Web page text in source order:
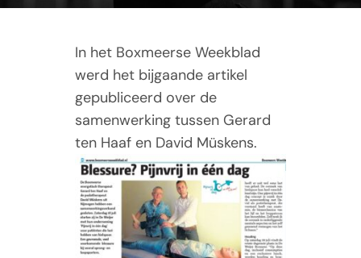
Over Gerard
In het Boxmeerse Weekblad
werd het bijgaande artikel
gepubliceerd over de
samenwerking tussen Gerard
ten Haaf en David Müskens.